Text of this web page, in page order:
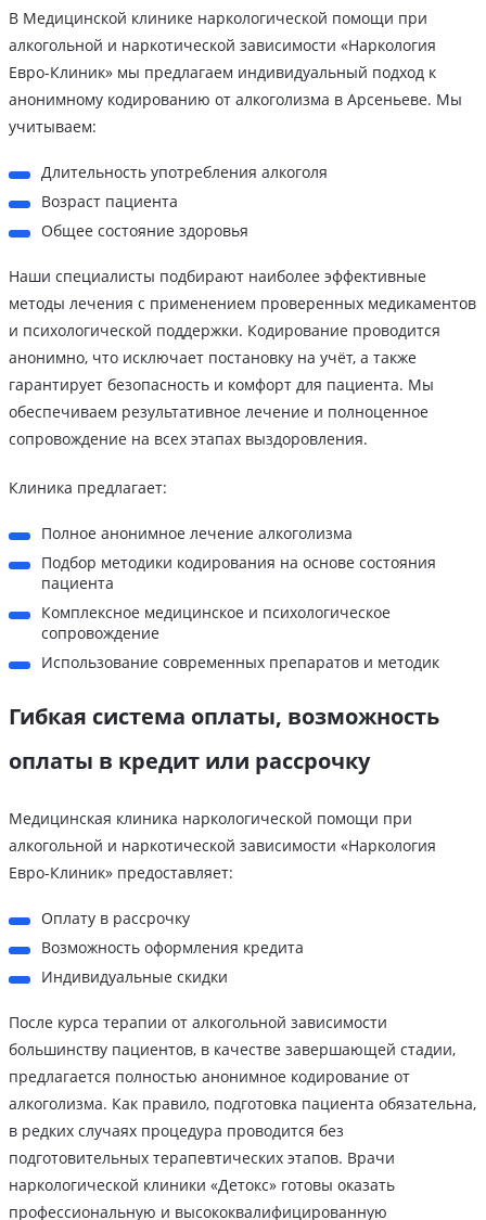
В Медицинской клинике наркологической помощи при
алкогольной и наркотической зависимости «Наркология
Евро-Клиник» мы предлагаем индивидуальный подход к
анонимному кодированию от алкоголизма в Арсеньеве. Мы
учитываем:
Длительность употребления алкоголя
Возраст пациента
Общее состояние здоровья
Наши специалисты подбирают наиболее эффективные
методы лечения с применением проверенных медикаментов
и психологической поддержки. Кодирование проводится
анонимно, что исключает постановку на учёт, а также
гарантирует безопасность и комфорт для пациента. Мы
обеспечиваем результативное лечение и полноценное
сопровождение на всех этапах выздоровления.
Клиника предлагает:
Полное анонимное лечение алкоголизма
Подбор методики кодирования на основе состояния
пациента
Комплексное медицинское и психологическое
сопровождение
Использование современных препаратов и методик
Гибкая система оплаты, возможность
оплаты в кредит или рассрочку
Медицинская клиника наркологической помощи при
алкогольной и наркотической зависимости «Наркология
Евро-Клиник» предоставляет:
Оплату в рассрочку
Возможность оформления кредита
Индивидуальные скидки
После курса терапии от алкогольной зависимости
большинству пациентов, в качестве завершающей стадии,
предлагается полностью анонимное кодирование от
алкоголизма. Как правило, подготовка пациента обязательна,
в редких случаях процедура проводится без
подготовительных терапевтических этапов. Врачи
наркологической клиники «Детокс» готовы оказать
профессиональную и высококвалифицированную